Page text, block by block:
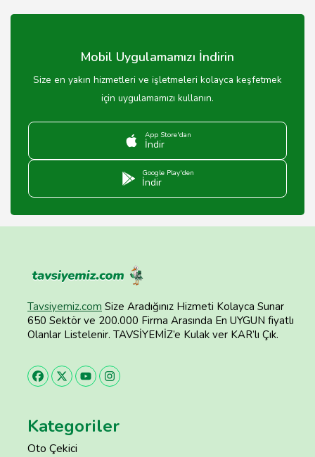
Mobil Uygulamamızı İndirin
Size en yakın hizmetleri ve işletmeleri kolayca keşfetmek
için uygulamamızı kullanın.
App Store'dan
İndir
Google Play'den
İndir
Tavsiyemiz.com Size Aradığınız Hizmeti Kolayca Sunar
650 Sektör ve 200.000 Firma Arasında En UYGUN fiyatlı
Olanlar Listelenir. TAVSİYEMİZ’e Kulak ver KAR’lı Çık.
Kategoriler
Oto Çekici